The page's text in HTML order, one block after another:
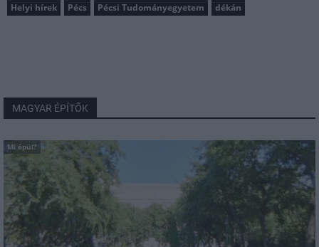
Helyi hírek Pécs Pécsi Tudományegyetem dékán
MAGYAR ÉPÍTŐK
Mi épül?